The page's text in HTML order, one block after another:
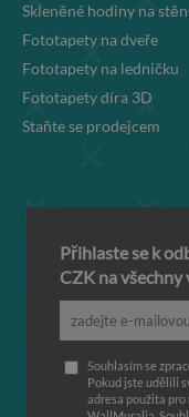
Skleněné hodiny na
Fototapety na dveře
Fototapety na ledničku
Fototapety díra 3D
Staňte se prodejcem
Přihlaste se k
CZK na
Souhlasím se
Pokud jste udělili
adresa použita